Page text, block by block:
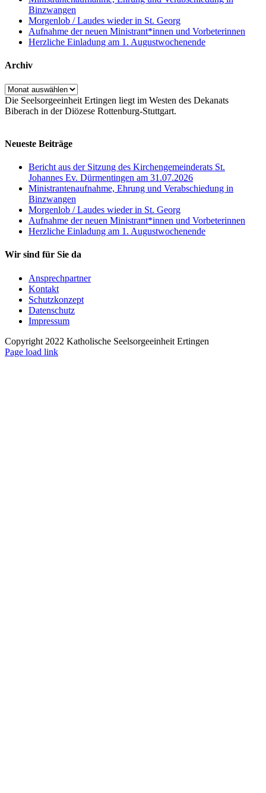
Binzwangen
Morgenlob / Laudes wieder in St. Georg
Aufnahme der neuen Ministrant*innen und Vorbeterinnen
Herzliche Einladung am 1. Augustwochenende
Archiv
Archiv
Die Seelsorgeeinheit Ertingen liegt im Westen des Dekanats
Biberach in der Diözese Rottenburg-Stuttgart.
Neueste Beiträge
Bericht aus der Sitzung des Kirchengemeinderats St.
Johannes Ev. Dürmentingen am 31.07.2026
Ministrantenaufnahme, Ehrung und Verabschiedung in
Binzwangen
Morgenlob / Laudes wieder in St. Georg
Aufnahme der neuen Ministrant*innen und Vorbeterinnen
Herzliche Einladung am 1. Augustwochenende
Wir sind für Sie da
Ansprechpartner
Kontakt
Schutzkonzept
Datenschutz
Impressum
Copyright 2022 Katholische Seelsorgeeinheit Ertingen
Page load link